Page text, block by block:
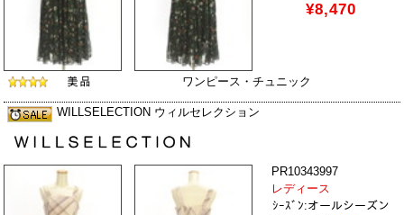
¥8,470
ワンピース・チュニック
WILLSELECTION ウィルセレクション
PR10343997
レディース
ｼｰｽﾞﾝ:オールシーズン